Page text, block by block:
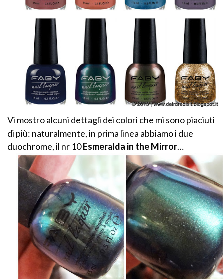
Vi mostro alcuni dettagli dei colori che mi sono piaciuti
di più: naturalmente, in prima linea abbiamo i due
duochrome, il nr 10Esmeralda in the Mirror…